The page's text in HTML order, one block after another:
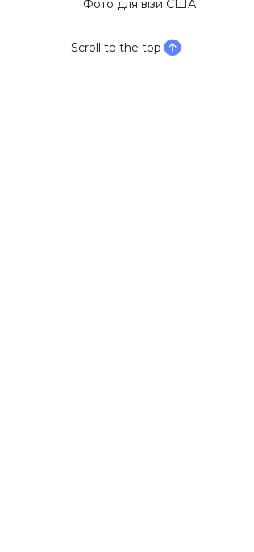
Фото для візи США
Scroll to the top